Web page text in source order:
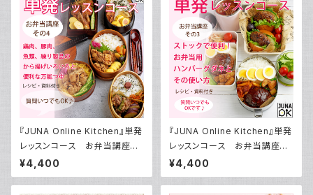
『JUNA Online Kitchen』単発
レッスンコース お弁当講座
その4 から揚げ弁当いろいろ
～鶏肉、豚肉、魚類、練り製品を
¥4,400
『JUNA Online Kitchen』単発
レッスンコース お弁当講座
その3 ストックで便利！ お弁当
用 ハンバーグダネと その使い
¥4,400